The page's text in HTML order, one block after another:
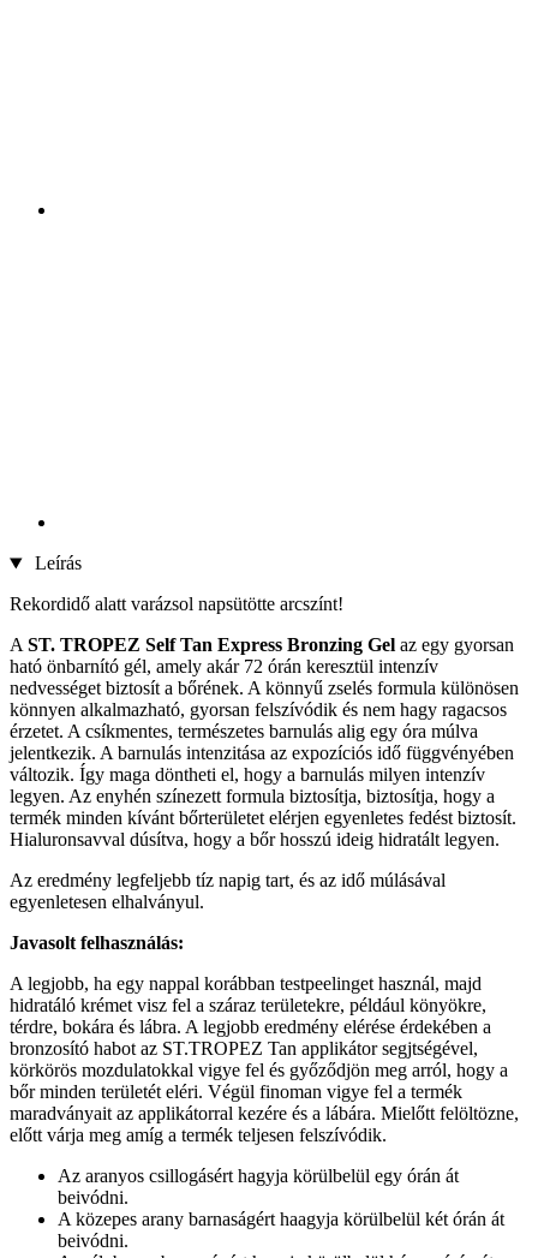
Leírás
Rekordidő alatt varázsol napsütötte arcszínt!
A ST. TROPEZ Self Tan Express Bronzing Gel az egy gyorsan
ható önbarnító gél, amely akár 72 órán keresztül intenzív
nedvességet biztosít a bőrének. A könnyű zselés formula különösen
könnyen alkalmazható, gyorsan felszívódik és nem hagy ragacsos
érzetet. A csíkmentes, természetes barnulás alig egy óra múlva
jelentkezik. A barnulás intenzitása az expozíciós idő függvényében
változik. Így maga döntheti el, hogy a barnulás milyen intenzív
legyen. Az enyhén színezett formula biztosítja, biztosítja, hogy a
termék minden kívánt bőrterületet elérjen egyenletes fedést biztosít.
Hialuronsavval dúsítva, hogy a bőr hosszú ideig hidratált legyen.
Az eredmény legfeljebb tíz napig tart, és az idő múlásával
egyenletesen elhalványul.
Javasolt felhasználás:
A legjobb, ha egy nappal korábban testpeelinget használ, majd
hidratáló krémet visz fel a száraz területekre, például könyökre,
térdre, bokára és lábra. A legjobb eredmény elérése érdekében a
bronzosító habot az ST.TROPEZ Tan applikátor segjtségével,
körkörös mozdulatokkal vigye fel és győződjön meg arról, hogy a
bőr minden területét eléri. Végül finoman vigye fel a termék
maradványait az applikátorral kezére és a lábára. Mielőtt felöltözne,
előtt várja meg amíg a termék teljesen felszívódik.
Az aranyos csillogásért hagyja körülbelül egy órán át
beivódni.
A közepes arany barnaságért haagyja körülbelül két órán át
beivódni.